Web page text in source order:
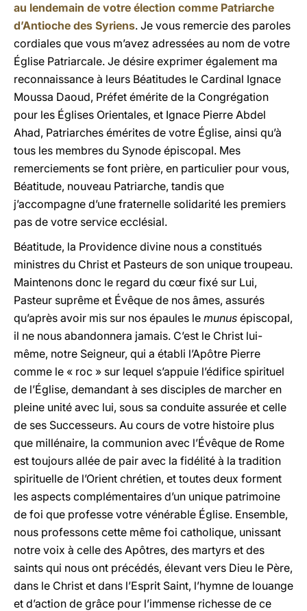
au lendemain de votre élection comme Patriarche
d’Antioche des Syriens. Je vous remercie des paroles
cordiales que vous m’avez adressées au nom de votre
Église Patriarcale. Je désire exprimer également ma
reconnaissance à leurs Béatitudes le Cardinal Ignace
Moussa Daoud, Préfet émérite de la Congrégation
pour les Églises Orientales, et Ignace Pierre Abdel
Ahad, Patriarches émérites de votre Église, ainsi qu’à
tous les membres du Synode épiscopal. Mes
remerciements se font prière, en particulier pour vous,
Béatitude, nouveau Patriarche, tandis que
j’accompagne d’une fraternelle solidarité les premiers
pas de votre service ecclésial.
Béatitude, la Providence divine nous a constitués
ministres du Christ et Pasteurs de son unique troupeau.
Maintenons donc le regard du cœur fixé sur Lui,
Pasteur suprême et Évêque de nos âmes, assurés
qu’après avoir mis sur nos épaules le munus épiscopal,
il ne nous abandonnera jamais. C’est le Christ lui-
même, notre Seigneur, qui a établi l’Apôtre Pierre
comme le « roc » sur lequel s’appuie l’édifice spirituel
de l’Église, demandant à ses disciples de marcher en
pleine unité avec lui, sous sa conduite assurée et celle
de ses Successeurs. Au cours de votre histoire plus
que millénaire, la communion avec l’Évêque de Rome
est toujours allée de pair avec la fidélité à la tradition
spirituelle de l’Orient chrétien, et toutes deux forment
les aspects complémentaires d’un unique patrimoine
de foi que professe votre vénérable Église. Ensemble,
nous professons cette même foi catholique, unissant
notre voix à celle des Apôtres, des martyrs et des
saints qui nous ont précédés, élevant vers Dieu le Père,
dans le Christ et dans l’Esprit Saint, l’hymne de louange
et d’action de grâce pour l’immense richesse de ce